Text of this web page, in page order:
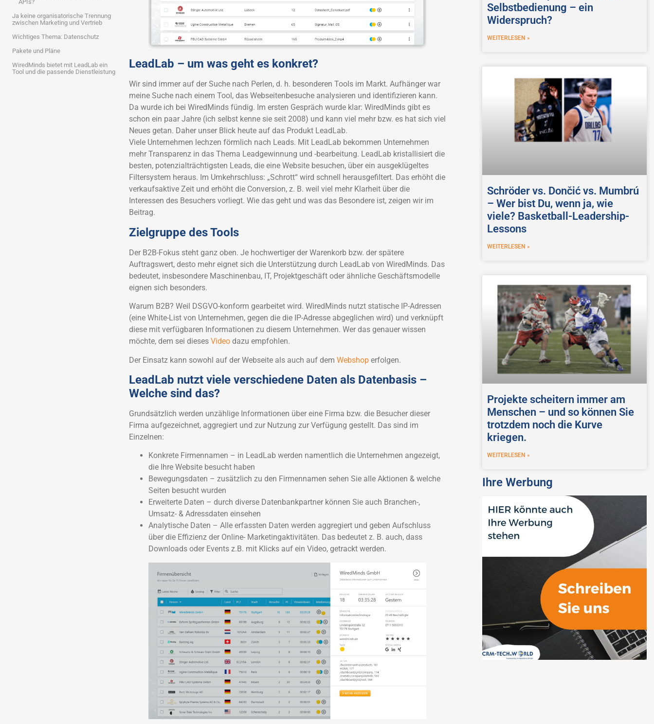
APIs?
Ja keine organisatorische Trennung
zwischen Marketing und Vertrieb
Wichtiges Thema: Datenschutz
Pakete und Pläne
WiredMinds bietet mit LeadLab ein
Tool und die passende Dienstleistung
LeadLab – um was geht es konkret?
Wir sind immer auf der Suche nach Perlen, d. h. besonderen Tools im Markt. Aufhänger war
meine Suche nach einem Tool, das Webseitenbesuche analysieren und identifizieren kann.
Da wurde ich bei WiredMinds fündig. Im ersten Gespräch wurde klar: WiredMinds gibt es
schon ein paar Jahre (ich selbst kenne sie seit 2008) und kann viel mehr bzw. es hat sich viel
Neues getan. Daher unser Blick heute auf das Produkt LeadLab.
Viele Unternehmen lechzen förmlich nach Leads. Mit LeadLab bekommen Unternehmen
mehr Transparenz in das Thema Leadgewinnung und -bearbeitung. LeadLab kristallisiert die
besten, potenzialträchtigsten Leads, die eine Website besuchen, über ein ausgeklügeltes
Filtersystem heraus. Im Umkehrschluss: „Schrott“ wird schnell herausgefiltert. Das erhöht die
verkaufsaktive Zeit und erhöht die Conversion, z. B. weil viel mehr Klarheit über die
Interessen des Besuchers vorliegt. Wie das geht und was das Besondere ist, zeigen wir im
Beitrag.
Zielgruppe des Tools
Der B2B-Fokus steht ganz oben. Je hochwertiger der Warenkorb bzw. der spätere
Auftragswert, desto mehr eignet sich die Unterstützung durch LeadLab von WiredMinds. Das
bedeutet, insbesondere Maschinenbau, IT, Projektgeschäft oder ähnliche Geschäftsmodelle
eignen sich besonders.
Warum B2B? Weil DSGVO-konform gearbeitet wird. WiredMinds nutzt statische IP-Adressen
(eine White-List von Unternehmen, gegen die die IP-Adresse abgeglichen wird) und verknüpft
diese mit verfügbaren Informationen zu diesem Unternehmen. Wer das genauer wissen
möchte, dem sei dieses Videodazu empfohlen.
Der Einsatz kann sowohl auf der Webseite als auch auf dem Webshoperfolgen.
LeadLab nutzt viele verschiedene Daten als Datenbasis –
Welche sind das?
Grundsätzlich werden unzählige Informationen über eine Firma bzw. die Besucher dieser
Firma aufgezeichnet, aggregiert und zur Nutzung zur Verfügung gestellt. Das sind im
Einzelnen:
Konkrete Firmennamen – in LeadLab werden namentlich die Unternehmen angezeigt,
die Ihre Website besucht haben
Bewegungsdaten – zusätzlich zu den Firmennamen sehen Sie alle Aktionen & welche
Seiten besucht wurden
Erweiterte Daten – durch diverse Datenbankpartner können Sie auch Branchen-,
Umsatz- & Adressdaten einsehen
Analytische Daten – Alle erfassten Daten werden aggregiert und geben Aufschluss
über die Effizienz der Online- Marketingaktivitäten. Das bedeutet z. B. auch, dass
Downloads oder Events z.B. mit Klicks auf ein Video, getrackt werden.
Selbstbedienung – ein
Widerspruch?
WEITERLESEN »
Schröder vs. Dončić vs. Mumbrú
– Wer bist Du, wenn ja, wie
viele? Basketball-Leadership-
Lessons
WEITERLESEN »
Projekte scheitern immer am
Menschen – und so können Sie
trotzdem noch die Kurve
kriegen.
WEITERLESEN »
Ihre Werbung